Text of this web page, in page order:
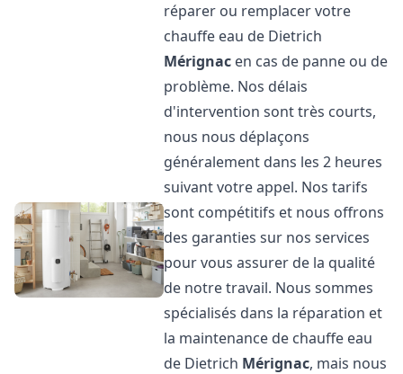
réparer ou remplacer votre
chauffe eau de Dietrich
Mérignac en cas de panne ou de
problème. Nos délais
d'intervention sont très courts,
nous nous déplaçons
généralement dans les 2 heures
suivant votre appel. Nos tarifs
sont compétitifs et nous offrons
des garanties sur nos services
pour vous assurer de la qualité
de notre travail. Nous sommes
spécialisés dans la réparation et
la maintenance de chauffe eau
de Dietrich Mérignac, mais nous